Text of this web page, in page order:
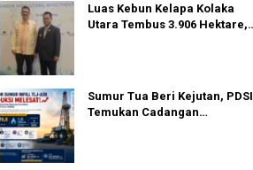
Luas Kebun Kelapa Kolaka
Utara Tembus 3.906 Hektare,
Sumur Tua Beri Kejutan, PDSI
Temukan Cadangan